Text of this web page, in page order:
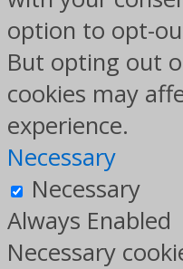
option to opt-
But opting out
cookies may
experience.
Necessary
Necessary
Always Enabled
Necessary